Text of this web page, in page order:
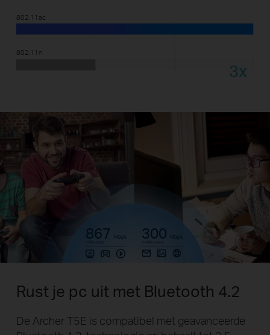
867 Mbps 300
802.11ac
802.11n
3x
Rust je pc uit met Bluetooth 4.2
De Archer T5E is compatibel met geavanceerde